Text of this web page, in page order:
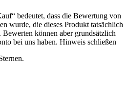
bedeutet, dass die Bewertung von
wurde, die dieses Produkt tatsächlich
Bewerten können aber grundsätzlich
bei uns haben. Hinweis schließen